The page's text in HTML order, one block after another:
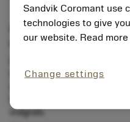
aluminium
CoroMill® Dura
til aluminium er et stabilt
designet til bearbejdning
indgreb. ​
Sandvik Coromant use
technologies to give
our website. Read more
Change settings